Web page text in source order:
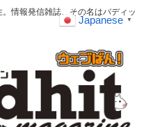
情報発信雑誌、その名はバディッ
Japanese ▼